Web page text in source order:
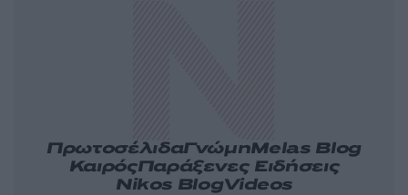
ΠρωτοσέλιδαΓνώμηMelas Blog
ΚαιρόςΠαράξενες Ειδήσεις
Nikos BlogVideos